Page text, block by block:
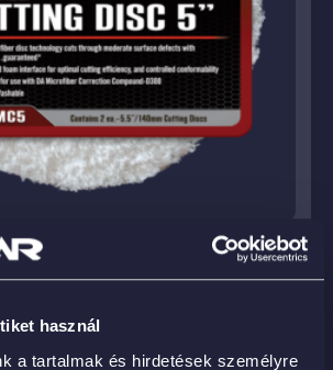
használ
a tartalmak és hirdetések személyre
Microfibre Cutting Pad 5″ (2db)